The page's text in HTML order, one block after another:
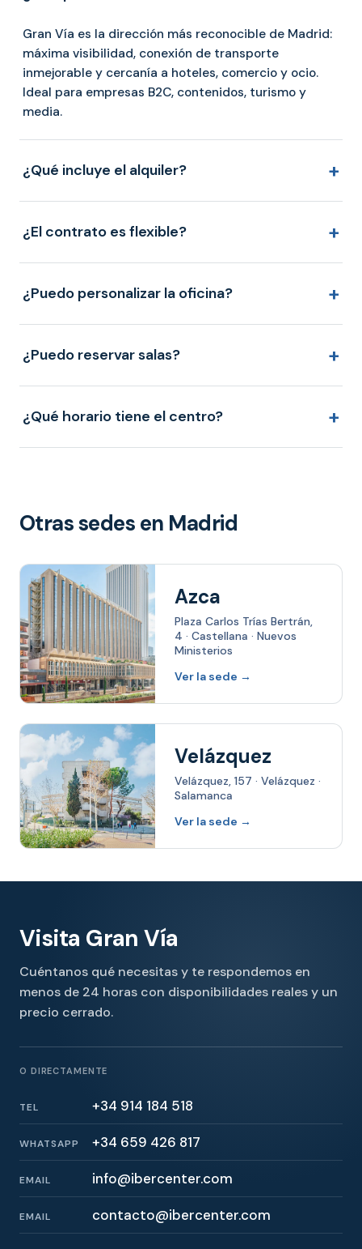
Gran Vía es la dirección más reconocible de Madrid:
máxima visibilidad, conexión de transporte
inmejorable y cercanía a hoteles, comercio y ocio.
Ideal para empresas B2C, contenidos, turismo y
media.
¿Qué incluye el alquiler? +
¿El contrato es flexible? +
¿Puedo personalizar la oficina? +
¿Puedo reservar salas? +
¿Qué horario tiene el centro? +
Otras sedes en Madrid
Azca
Plaza Carlos Trías Bertrán,
4 · Castellana · Nuevos
Ministerios
Ver la sede →
Velázquez
Velázquez, 157 · Velázquez ·
Salamanca
Ver la sede →
Visita Gran Vía
Cuéntanos qué necesitas y te respondemos en
menos de 24 horas con disponibilidades reales y un
precio cerrado.
O DIRECTAMENTE
TEL +34 914 184 518
WHATSAPP +34 659 426 817
EMAIL info@ibercenter.com
EMAIL contacto@ibercenter.com